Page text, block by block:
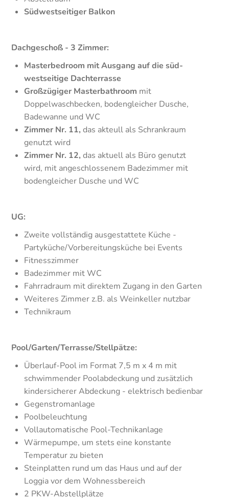
Südwestseitiger Balkon
Dachgeschoß - 3 Zimmer:
Masterbedroom mit Ausgang auf die süd-
westseitige Dachterrasse
Großzügiger Masterbathroom mit
Doppelwaschbecken, bodengleicher Dusche,
Badewanne und WC
Zimmer Nr. 11,das akteull als Schrankraum
genutzt wird
Zimmer Nr. 12,das aktuell als Büro genutzt
wird, mit angeschlossenem Badezimmer mit
bodengleicher Dusche und WC
UG:
Zweite vollständig ausgestattete Küche -
Partyküche/Vorbereitungsküche bei Events
Fitnesszimmer
Badezimmer mit WC
Fahrradraum mit direktem Zugang in den Garten
Weiteres Zimmer z.B. als Weinkeller nutzbar
Technikraum
Pool/Garten/Terrasse/Stellpätze:
Überlauf-Pool im Format 7,5 m x 4 m mit
schwimmender Poolabdeckung und zusätzlich
kindersicherer Abdeckung - elektrisch bedienbar
Gegenstromanlage
Poolbeleuchtung
Vollautomatische Pool-Technikanlage
Wärmepumpe, um stets eine konstante
Temperatur zu bieten
Steinplatten rund um das Haus und auf der
Loggia vor dem Wohnessbereich
2 PKW-Abstellplätze